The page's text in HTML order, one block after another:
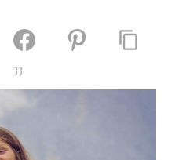
33